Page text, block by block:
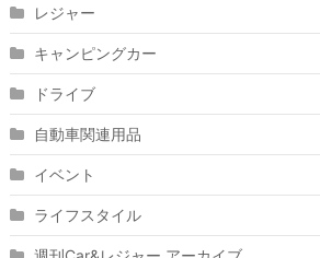
レジャー
キャンピングカー
ドライブ
自動車関連用品
イベント
ライフスタイル